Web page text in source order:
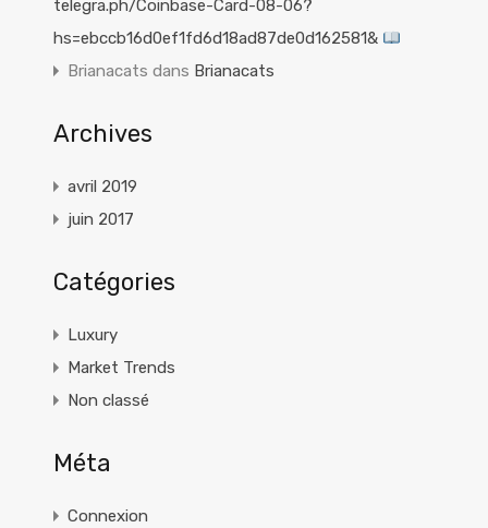
telegra.ph/Coinbase-Card-08-06?
hs=ebccb16d0ef1fd6d18ad87de0d162581&
Brianacats dans Brianacats
Archives
avril 2019
juin 2017
Catégories
Luxury
Market Trends
Non classé
Méta
Connexion